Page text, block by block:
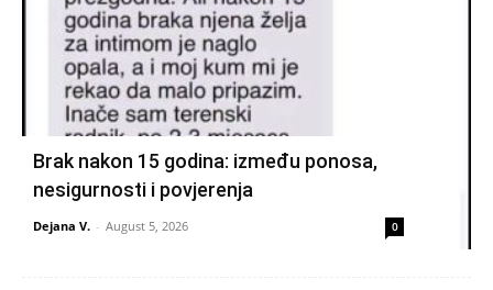
Brak nakon 15 godina: između ponosa,
nesigurnosti i povjerenja
Dejana V. - August 5, 2026 0